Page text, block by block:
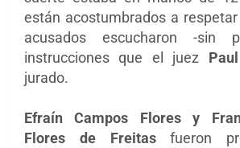
están acostumbrados a
acusados escucharon -sin
instrucciones que el juez
jurado.
Efraín Campos Flores y
Flores de Freitasfueron